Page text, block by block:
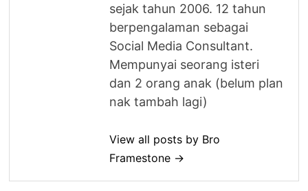
sejak tahun 2006. 12 tahun
berpengalaman sebagai
Social Media Consultant.
Mempunyai seorang isteri
dan 2 orang anak (belum plan
nak tambah lagi)
View all posts by Bro
Framestone →